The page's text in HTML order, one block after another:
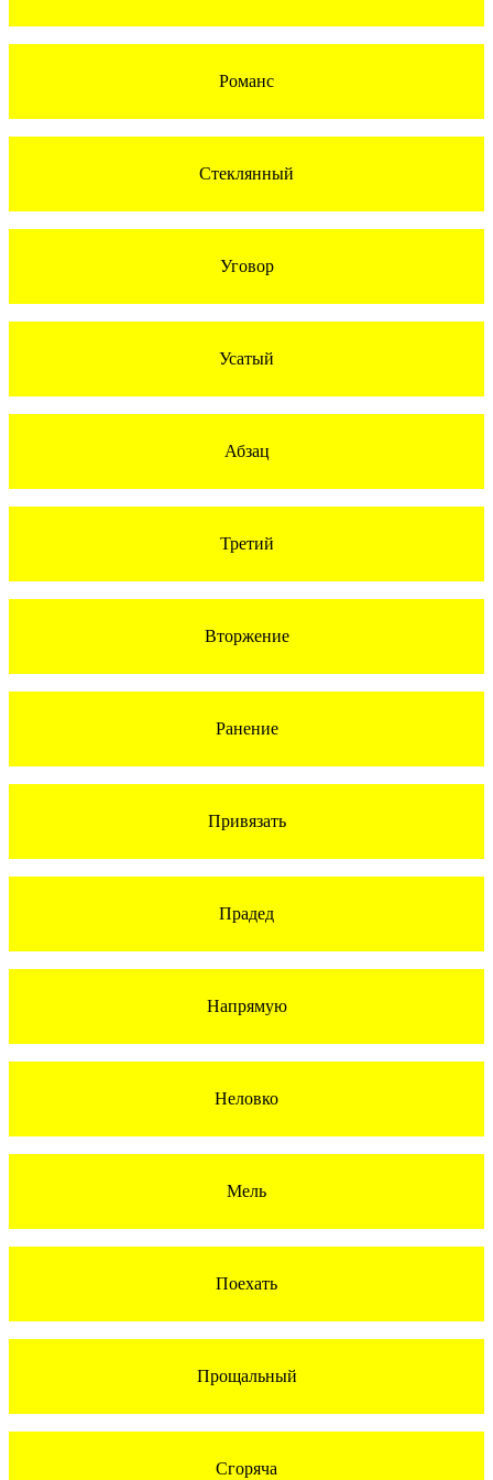
Романс
Стеклянный
Уговор
Усатый
Абзац
Третий
Вторжение
Ранение
Привязать
Прадед
Напрямую
Неловко
Мель
Поехать
Прощальный
Сгоряча